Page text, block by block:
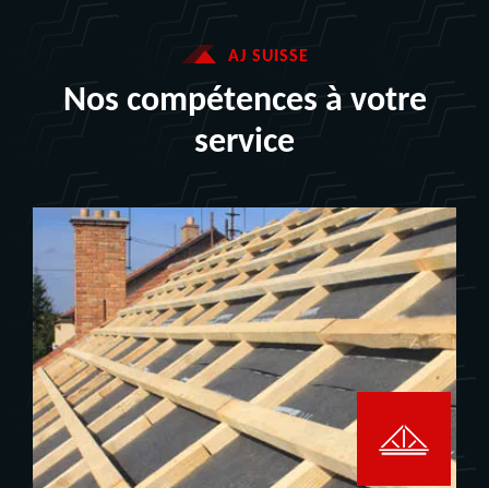
AJ SUISSE
Nos compétences à votre
service